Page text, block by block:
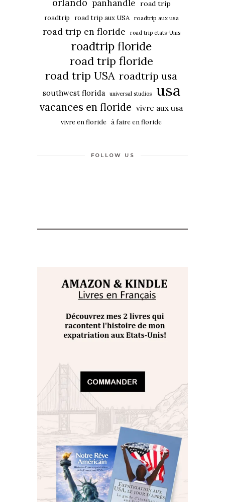
orlando panhandle road trip
roadtrip road trip aux USA roadtrip aux usa
road trip en floride road trip etats-Unis
roadtrip floride
road trip floride
road trip USA roadtrip usa
southwest florida universal studios usa
vacances en floride vivre aux usa
vivre en floride à faire en floride
FOLLOW US